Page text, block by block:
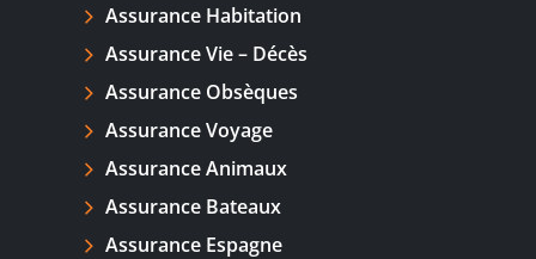
Assurance Habitation
Assurance Vie – Décès
Assurance Obsèques
Assurance Voyage
Assurance Animaux
Assurance Bateaux
Assurance Espagne